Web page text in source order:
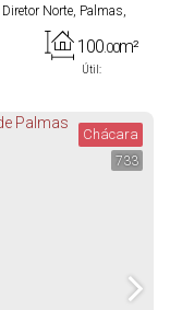
Diretor Norte, Palmas,
Útil:
100 .00m²
733
Chácara